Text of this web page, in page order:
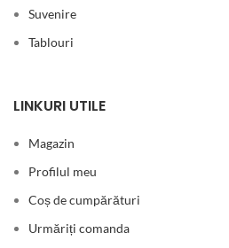
Suvenire
Tablouri
LINKURI UTILE
Magazin
Profilul meu
Coș de cumpărături
Urmăriți comanda